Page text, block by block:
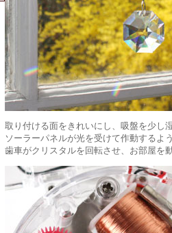
取り付ける面をきれいにし、吸盤を少し
ソーラーパネルが光を受けて作動するよ
歯車がクリスタルを回転させ、お部屋を